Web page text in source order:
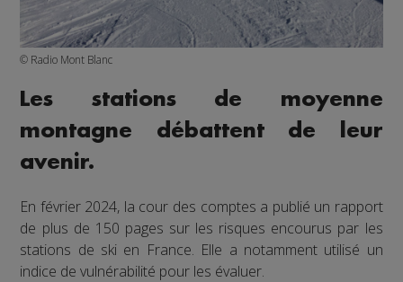
© Radio Mont Blanc
Les stations de moyenne
montagne débattent de leur
avenir.
En février 2024, la cour des comptes a publié un rapport
de plus de 150 pages sur les risques encourus par les
stations de ski en France. Elle a notamment utilisé un
indice de vulnérabilité pour les évaluer.